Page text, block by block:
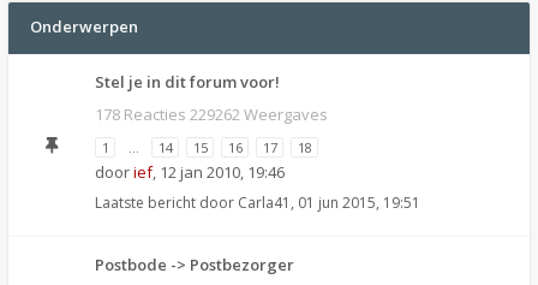
Onderwerpen
Stel je in dit forum voor!
178 Reacties 229262 Weergaves
1 … 14 15 16 17 18
doorief, 12 jan 2010, 19:46
Laatste bericht door Carla41 , 01 jun 2015, 19:51
Postbode -> Postbezorger